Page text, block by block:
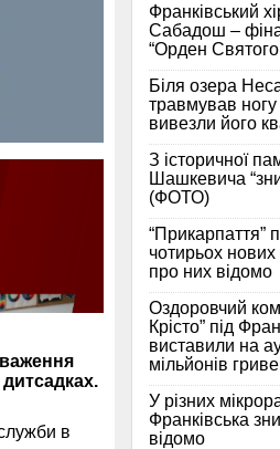
в
Франківський
Сабадош –
“Орден
Біля озера
травмував
вивезли його
З історичної
Шашкевича
(ФОТО)
“Прикарпаття”
чотирьох
про них відомо
Оздоровчий
Крісто” під
виставили на
мільйонів
У різних
Франківська
відомо